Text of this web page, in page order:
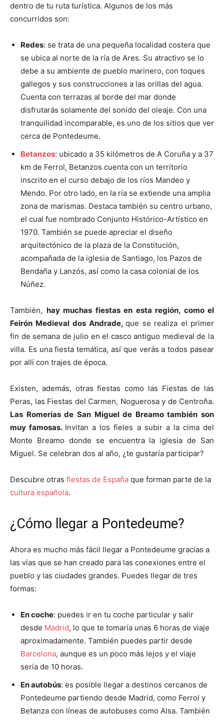
dentro de tu ruta turística. Algunos de los más
concurridos son:
Redes: se trata de una pequeña localidad costera que
se ubica al norte de la ría de Ares. Su atractivo se lo
debe a su ambiente de pueblo marinero, con toques
gallegos y sus construcciones a las orillas del agua.
Cuenta con terrazas al borde del mar donde
disfrutarás solamente del sonido del oleaje. Con una
tranquilidad incomparable, es uno de los sitios que ver
cerca de Pontedeume.
Betanzos: ubicado a 35 kilómetros de A Coruña y a 37
km de Ferrol, Betanzos cuenta con un territorio
inscrito en el curso debajo de los ríos Mandeo y
Mendo. Por otro lado, en la ría se extiende una amplia
zona de marismas. Destaca también su centro urbano,
el cual fue nombrado Conjunto Histórico-Artístico en
1970. También se puede apreciar el diseño
arquitectónico de la plaza de la Constitución,
acompañada de la iglesia de Santiago, los Pazos de
Bendaña y Lanzós, así como la casa colonial de los
Núñez.
También, hay muchas fiestas en esta región, como el
Feirón Medieval dos Andrade, que se realiza el primer
fin de semana de julio en el casco antiguo medieval de la
villa. Es una fiesta temática, así que verás a todos pasear
por allí con trajes de época.
Existen, además, otras fiestas como las Fiestas de las
Peras, las Fiestas del Carmen, Noguerosa y de Centroña.
Las Romerías de San Miguel de Breamo también son
muy famosas. Invitan a los fieles a subir a la cima del
Monte Breamo donde se encuentra la iglesia de San
Miguel. Se celebran dos al año, ¿te gustaría participar?
Descubre otras fiestas de España que forman parte de la
cultura española.
¿Cómo llegar a Pontedeume?
Ahora es mucho más fácil llegar a Pontedeume gracias a
las vías que se han creado para las conexiones entre el
pueblo y las ciudades grandes. Puedes llegar de tres
formas:
En coche: puedes ir en tu coche particular y salir
desde Madrid, lo que te tomaría unas 6 horas de viaje
aproximadamente. También puedes partir desde
Barcelona, aunque es un poco más lejos y el viaje
sería de 10 horas.
En autobús: es posible llegar a destinos cercanos de
Pontedeume partiendo desde Madrid, como Ferrol y
Betanza con líneas de autobuses como Alsa. También